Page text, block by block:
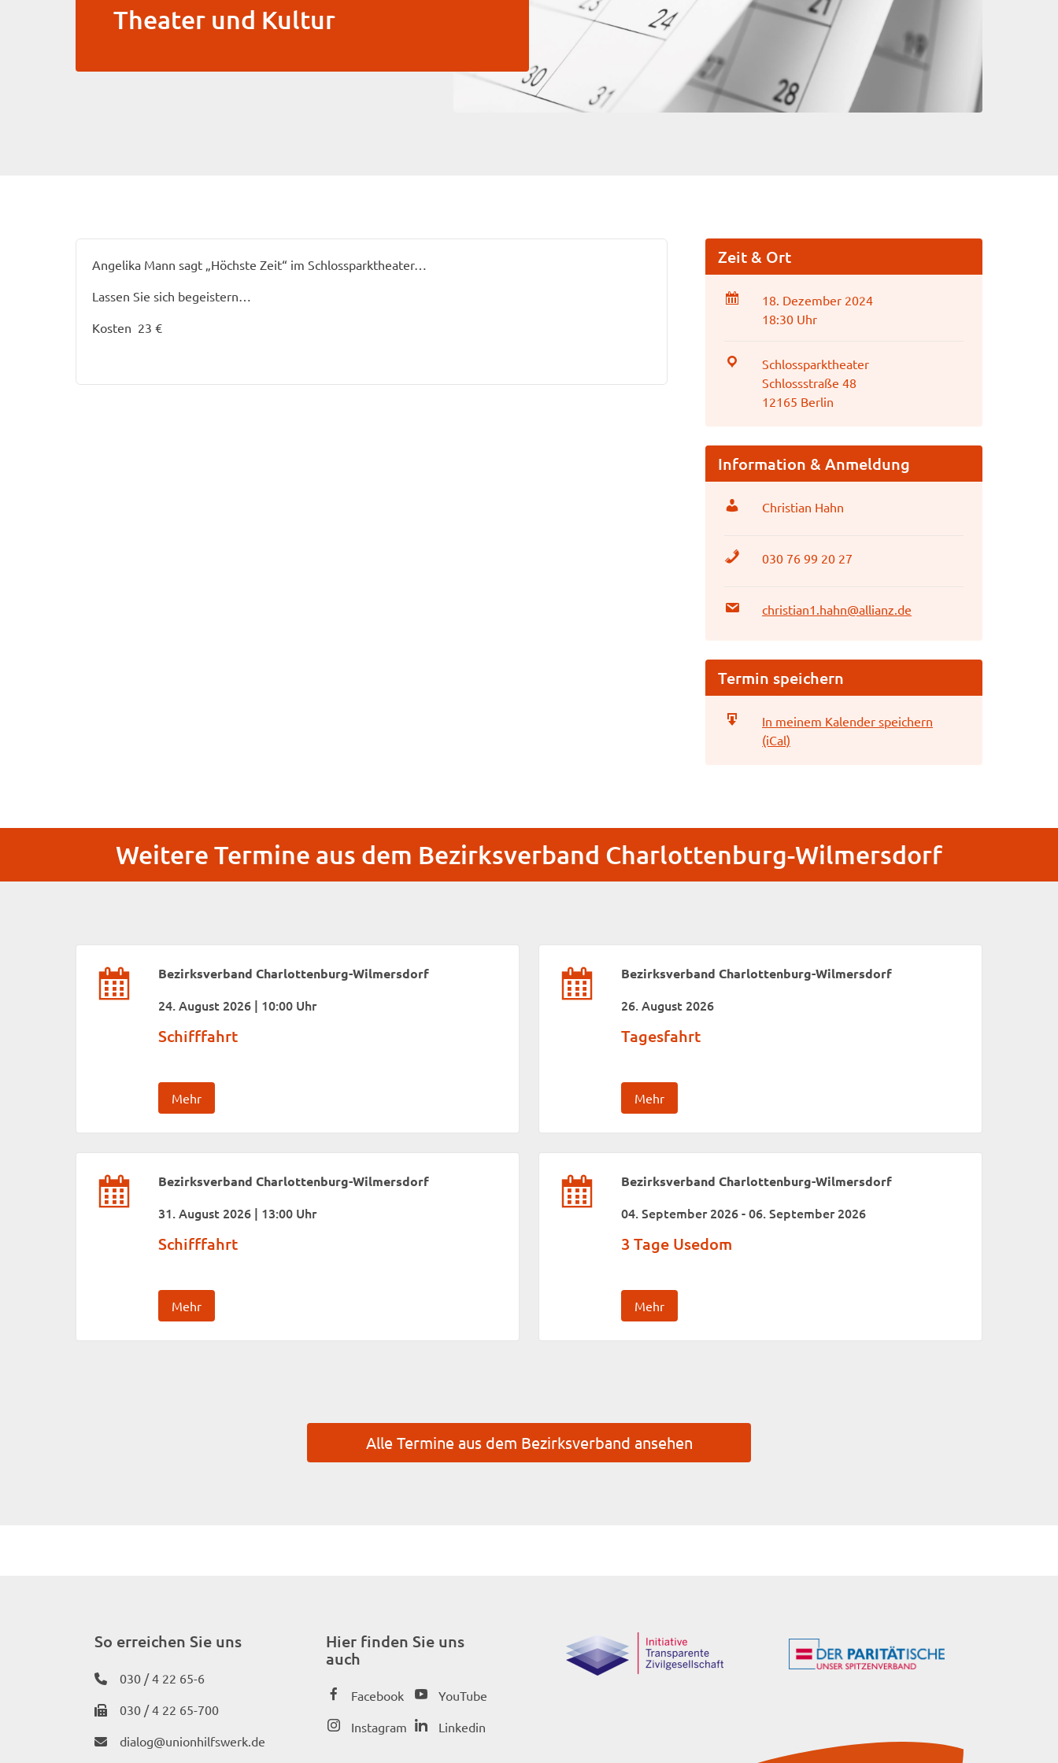
Theater und Kultur
Angelika Mann sagt „Höchste Zeit“ im Schlossparktheater…
Lassen Sie sich begeistern…
Kosten 23 €
Zeit & Ort
18. Dezember 2024
18:30 Uhr
Schlossparktheater
Schlossstraße 48
12165 Berlin
Information & Anmeldung
Christian Hahn
030 76 99 20 27
christian1.hahn@allianz.de
Termin speichern
In meinem Kalender speichern
(iCal)
Weitere Termine aus dem Bezirksverband Charlottenburg-Wilmersdorf
Bezirksverband Charlottenburg-Wilmersdorf
24. August 2026 | 10:00 Uhr
Schifffahrt
Mehr
Bezirksverband Charlottenburg-Wilmersdorf
26. August 2026
Tagesfahrt
Mehr
Bezirksverband Charlottenburg-Wilmersdorf
31. August 2026 | 13:00 Uhr
Schifffahrt
Mehr
Bezirksverband Charlottenburg-Wilmersdorf
04. September 2026 - 06. September 2026
3 Tage Usedom
Mehr
Alle Termine aus dem Bezirksverband ansehen
So erreichen Sie uns
030 / 4 22 65-6
030 / 4 22 65-700
dialog@unionhilfswerk.de
Hier finden Sie uns
auch
Facebook
Instagram
YouTube
Linkedin